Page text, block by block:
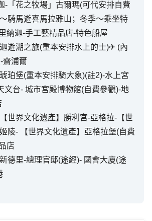
-「花之牧場」古爾瑪(可代安排自費
騎馬遊喜馬拉雅山；冬季～乘坐特
納迦-手工藝精品店-特色船屋
遊湖之旅(重本安排水上的士)✈ (內
齋浦爾
珀堡(重本安排騎大象)(註2)-水上宮
文台- 城市宮殿博物館(自費參觀)-地
世界文化遺產】勝利宮-亞格拉-【世
陵- 【世界文化遺產】亞格拉堡(自費
店
德里-總理官邸(途經)- 國會大廈(途